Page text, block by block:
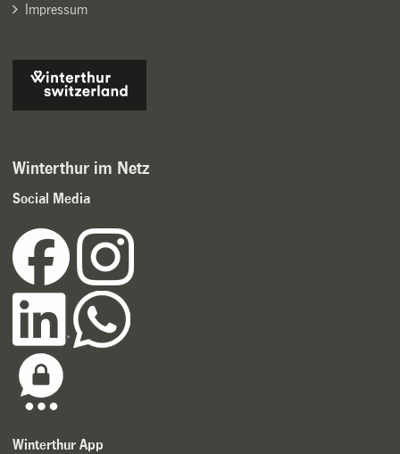
Impressum
Winterthur im Netz
Social Media
Winterthur App